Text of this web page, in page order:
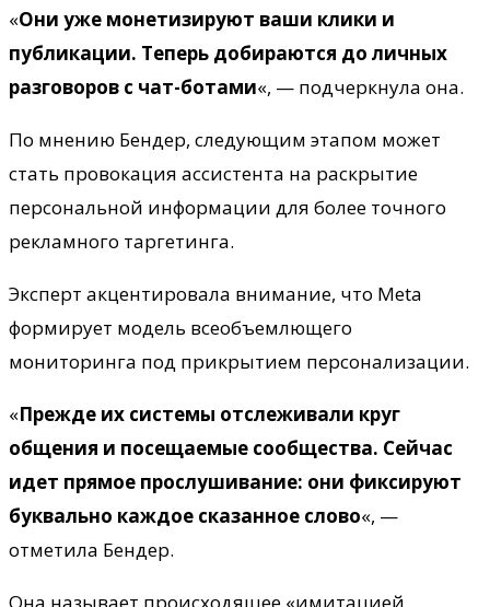
«Они уже монетизируют ваши клики и
публикации. Теперь добираются до личных
разговоров с чат-ботами«, — подчеркнула она.
По мнению Бендер, следующим этапом может
стать провокация ассистента на раскрытие
персональной информации для более точного
рекламного таргетинга.
Эксперт акцентировала внимание, что Meta
формирует модель всеобъемлющего
мониторинга под прикрытием персонализации.
«Прежде их системы отслеживали круг
общения и посещаемые сообщества. Сейчас
идет прямое прослушивание: они фиксируют
буквально каждое сказанное слово«, —
отметила Бендер.
Она называет происходящее «имитацией